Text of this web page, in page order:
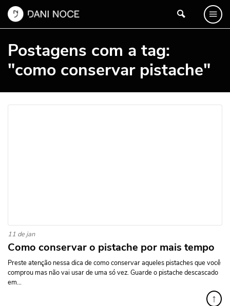
Postagens com a tag:
"como conservar pistache"
11 de jan
Como conservar o pistache por mais tempo
Preste atenção nessa dica de como conservar aqueles pistaches que você
comprou mas não vai usar de uma só vez. Guarde o pistache descascado
em...
↑